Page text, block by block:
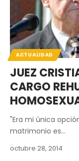
ACTUALIDAD
JUEZ
CARGO
"Era mi única
matrimonio es…
octubre 28, 2014